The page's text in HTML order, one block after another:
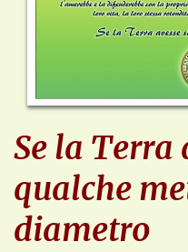
Se la Terra
qualche
diametro